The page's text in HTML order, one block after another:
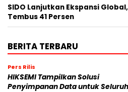
SIDO Lanjutkan Ekspansi
Tembus 41 Persen
BERITA TERBARU
Pers Rilis
HIKSEMI Tampilkan Solusi
Penyimpanan Data untuk Seluruh